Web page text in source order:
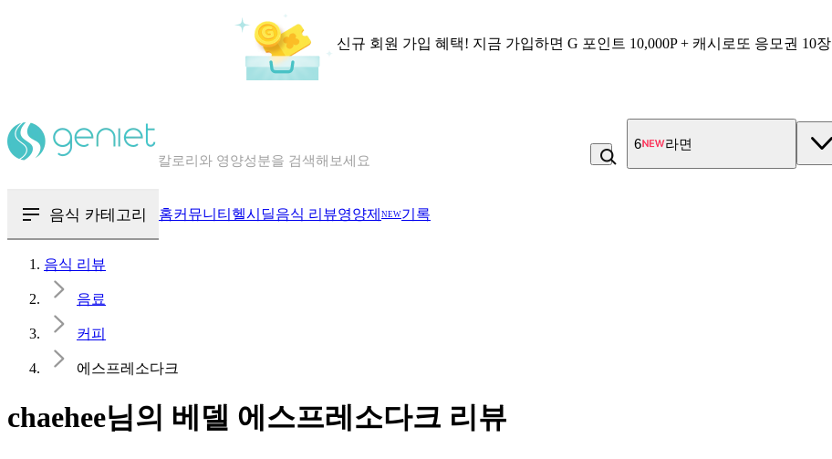
신규 회원 가입 혜택! 지금 가입하면 G 포인트 10,000P + 캐시로또 응모권 10장
혈당 · 다이어트 음식 검색해보세요
7 고100 촉촉 고구마 스틱
음식 카테고리 홈커뮤니티 헬시딜음식 리뷰영양제 NEW기록
음식 리뷰
음료
커피
에스프레소다크
chaehee님의 베델 에스프레소다크 리뷰